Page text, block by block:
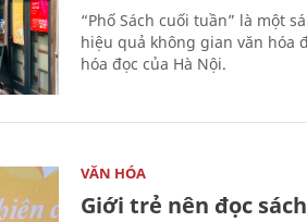
“Phố Sách cuối tuần” là một
hiệu quả không gian văn hóa
hóa đọc của Hà Nội.
VĂN HÓA
Giới trẻ nên đọc